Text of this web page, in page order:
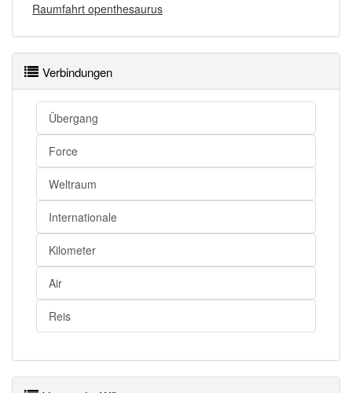
Raumfahrt openthesaurus
Verbindungen
Übergang
Force
Weltraum
Internationale
Kilometer
Air
Reis